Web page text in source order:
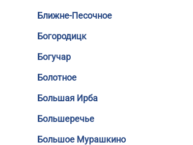
Ближне-Песочное
Богородицк
Богучар
Болотное
Большая Ирба
Большеречье
Большое Мурашкино